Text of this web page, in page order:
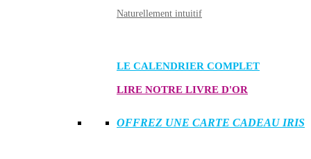
Naturellement intuitif
LE CALENDRIER COMPLET
LIRE NOTRE LIVRE D'OR
OFFREZ UNE CARTE CADEAU IRIS